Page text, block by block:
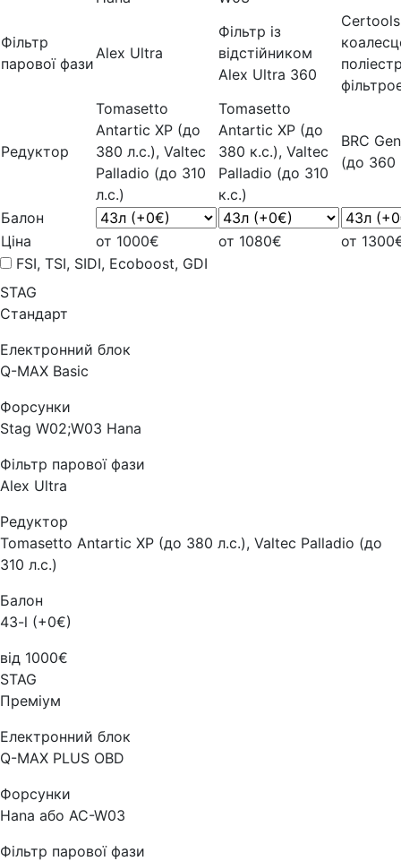
Фільтр
парової фази
Alex Ultra
Фільтр із
відстійником
Alex Ultra 360
Certools
Редуктор
Tomasetto
Antartic XP (до
380 л.с.), Valtec
Palladio (до 310
л.с.)
Tomasetto
Antartic XP (до
380 к.с.), Valtec
Palladio (до 310
к.с.)
BRC
(до 360
Балон
Ціна
от 1000€ от 1080€
от
FSI, TSI, SIDI, Ecoboost, GDI
STAG
Стандарт
Електронний блок
Q-MAX Basic
Форсунки
Stag W02;W03 Hana
Фільтр парової фази
Alex Ultra
Редуктор
Tomasetto Antartic XP (до 380 л.с.), Valtec Palladio (до
310 л.с.)
Балон
43-l (+0€)
від 1000€
STAG
Преміум
Електронний блок
Q-MAX PLUS OBD
Форсунки
Hana або AC-W03
Фільтр парової фази